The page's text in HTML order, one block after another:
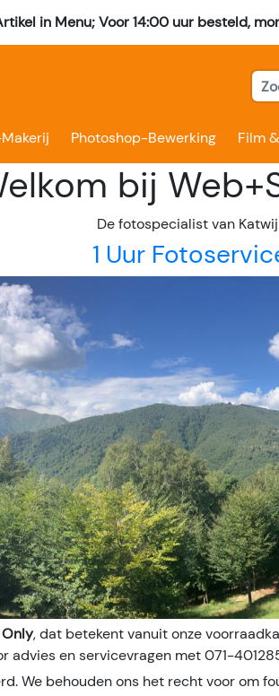
in Menu; Voor 14:00 uur besteld,
Photoshop-Bewerking Film
bij
De fotospecialist van
1 Uur
, dat betekent vanuit onze
advies en servicevragen met 071-
We behouden ons het recht voor om